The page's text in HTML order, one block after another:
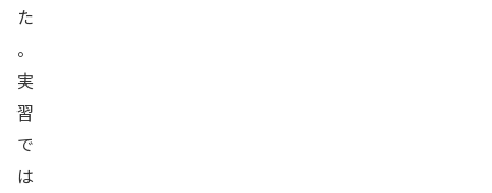
た
。
実
習
で
は